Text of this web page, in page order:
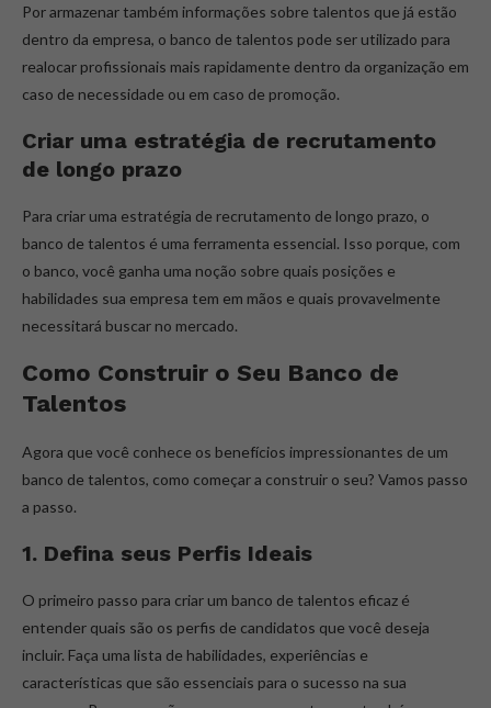
Por armazenar também informações sobre talentos que já estão
dentro da empresa, o banco de talentos pode ser utilizado para
realocar profissionais mais rapidamente dentro da organização em
caso de necessidade ou em caso de promoção.
Criar uma estratégia de recrutamento
de longo prazo
Para criar uma estratégia de recrutamento de longo prazo, o
banco de talentos é uma ferramenta essencial. Isso porque, com
o banco, você ganha uma noção sobre quais posições e
habilidades sua empresa tem em mãos e quais provavelmente
necessitará buscar no mercado.
Como Construir o Seu Banco de
Talentos
Agora que você conhece os benefícios impressionantes de um
banco de talentos, como começar a construir o seu? Vamos passo
a passo.
1. Defina seus Perfis Ideais
O primeiro passo para criar um banco de talentos eficaz é
entender quais são os perfis de candidatos que você deseja
incluir. Faça uma lista de habilidades, experiências e
características que são essenciais para o sucesso na sua